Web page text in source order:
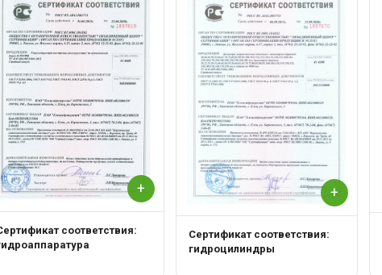
+
соответствия:
+
Сертификат соответствия:
гидроцилиндры